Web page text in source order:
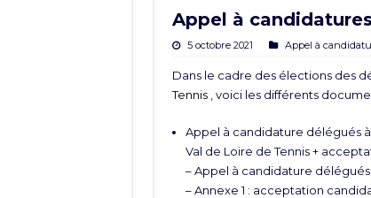
Appel à candidatures
5 octobre 2021 Appel à
Dans le cadre des élections des
Tennis, voici les différents
Appel à candidature délégués
Val de Loire de Tennis +
–Appel à candidature délégués
–Annexe 1 : acceptation